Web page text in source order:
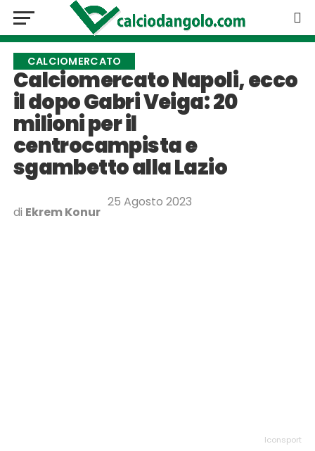
CALCIOMERCATO
Calciomercato Napoli, ecco
il dopo Gabri Veiga: 20
milioni per il
centrocampista e
sgambetto alla Lazio
di Ekrem Konur
25 Agosto 2023
Iconsport